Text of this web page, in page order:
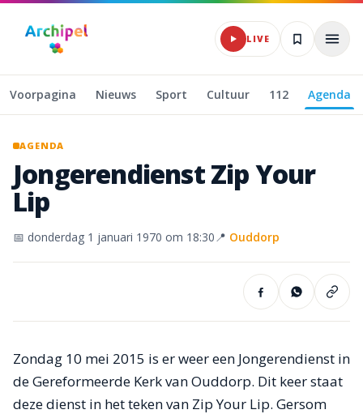
Naar hoofdinhoud
LIVE
Voorpagina Nieuws Sport Cultuur 112 Agenda
AGENDA
JongerendienstZipYour
Lip
📅 donderdag 1 januari 1970 om 18:30📍 Ouddorp
Zondag 10 mei 2015 is er weer een Jongerendienst in
de Gereformeerde Kerk van Ouddorp. Dit keer staat
deze dienst in het teken van Zip Your Lip. Gersom